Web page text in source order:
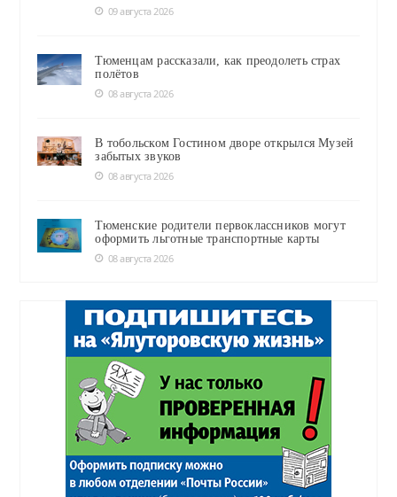
09 августа 2026
Тюменцам рассказали, как преодолеть страх
полётов
08 августа 2026
В тобольском Гостином дворе открылся Музей
забытых звуков
08 августа 2026
Тюменские родители первоклассников могут
оформить льготные транспортные карты
08 августа 2026